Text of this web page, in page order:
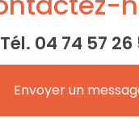
Tél. 04 74 57 26
Envoyer un